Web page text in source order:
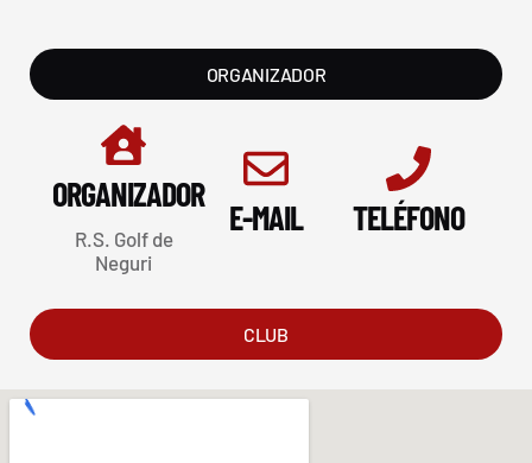
ORGANIZADOR
CLUB
ORGANIZADOR
R.S. Golf de
Neguri
E-MAIL TELÉFONO